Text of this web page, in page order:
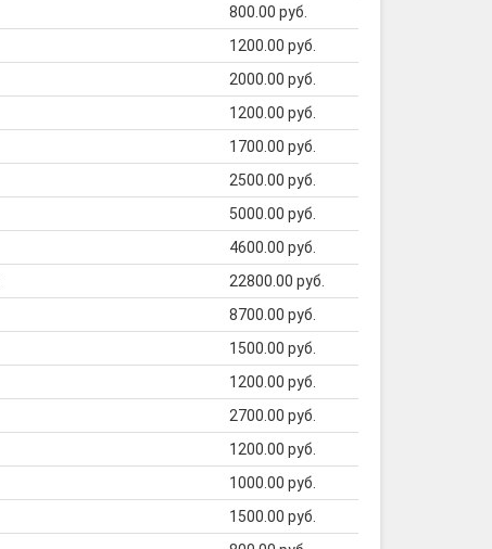
800.00 руб.
1200.00 руб.
2000.00 руб.
1200.00 руб.
1700.00 руб.
2500.00 руб.
5000.00 руб.
4600.00 руб.
22800.00 руб.
8700.00 руб.
1500.00 руб.
1200.00 руб.
2700.00 руб.
1200.00 руб.
1000.00 руб.
1500.00 руб.